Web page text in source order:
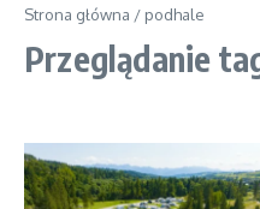
Strona główna / podhale
Przeglądanie